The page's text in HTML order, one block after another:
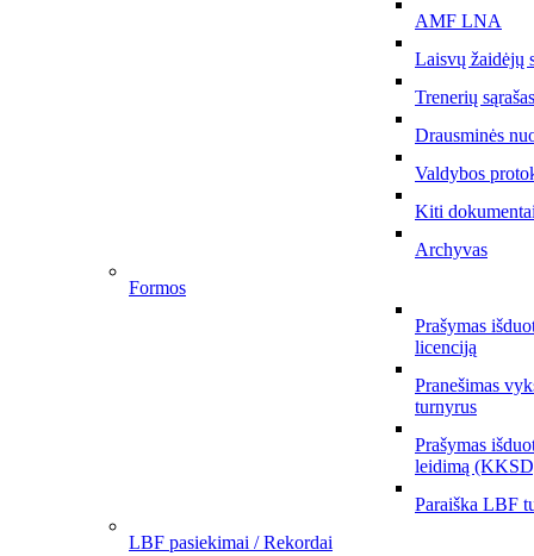
AMF LNA
Laisvų žaidėjų
Trenerių sąrašas
Drausminės
Valdybos
Kiti
Archyvas
Formos
Prašymas
licenciją
Pranešimas
turnyrus
Prašymas
leidimą
Paraiška LBF
LBF pasiekimai / Rekordai